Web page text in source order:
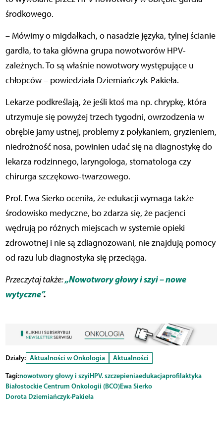
środkowego.
– Mówimy o migdałkach, o nasadzie języka, tylnej ścianie
gardła, to taka główna grupa nowotworów HPV-
zależnych. To są właśnie nowotwory występujące u
chłopców – powiedziała Dziemiańczyk-Pakieła.
Lekarze podkreślają, że jeśli ktoś ma np. chrypkę, która
utrzymuje się powyżej trzech tygodni, owrzodzenia w
obrębie jamy ustnej, problemy z połykaniem, gryzieniem,
niedrożność nosa, powinien udać się na diagnostykę do
lekarza rodzinnego, laryngologa, stomatologa czy
chirurga szczękowo-twarzowego.
Prof. Ewa Sierko oceniła, że edukacji wymaga także
środowisko medyczne, bo zdarza się, że pacjenci
wędrują po różnych miejscach w systemie opieki
zdrowotnej i nie są zdiagnozowani, nie znajdują pomocy
od razu lub diagnostyka się przeciąga.
Przeczytaj także:„Nowotwory głowy i szyi – nowe
wytyczne”.
Działy: Aktualności w Onkologia
Aktualności
Tagi:nowotwory głowy i szyiHPV. szczepieniaedukacjaprofilaktyka
Białostockie Centrum Onkologii (BCO)Ewa Sierko
Dorota Dziemiańczyk-Pakieła